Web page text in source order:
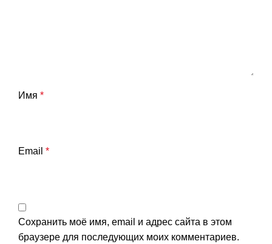
Имя *
Email *
Сохранить моё имя, email и адрес сайта в этом
браузере для последующих моих комментариев.